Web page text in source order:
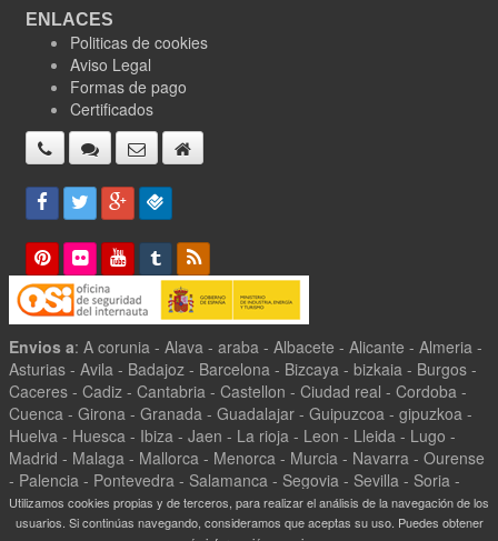
ENLACES
Politicas de cookies
Aviso Legal
Formas de pago
Certificados
Envios a: A corunia - Alava - araba - Albacete - Alicante - Almeria -
Asturias - Avila - Badajoz - Barcelona - Bizcaya - bizkaia - Burgos -
Caceres - Cadiz - Cantabria - Castellon - Ciudad real - Cordoba -
Cuenca - Girona - Granada - Guadalajar - Guipuzcoa - gipuzkoa -
Huelva - Huesca - Ibiza - Jaen - La rioja - Leon - Lleida - Lugo -
Madrid - Malaga - Mallorca - Menorca - Murcia - Navarra - Ourense
- Palencia - Pontevedra - Salamanca - Segovia - Sevilla - Soria -
Tarragona - Teruel - Toledo - Valencia - Valladolid - Zamora -
Zaragoza -
Utilizamos cookies propias y de terceros, para realizar el análisis de la navegación de los
usuarios. Si continúas navegando, consideramos que aceptas su uso. Puedes obtener